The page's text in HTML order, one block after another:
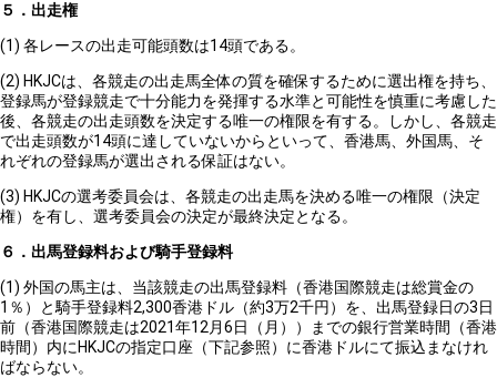
５．出走権
(1) 各レースの出走可能頭数は14頭である。
(2) HKJCは、各競走の出走馬全体の質を確保するために選出権を持ち、
登録馬が登録競走で十分能力を発揮する水準と可能性を慎重に考慮した
後、各競走の出走頭数を決定する唯一の権限を有する。しかし、各競走
で出走頭数が14頭に達していないからといって、香港馬、外国馬、そ
れぞれの登録馬が選出される保証はない。
(3) HKJCの選考委員会は、各競走の出走馬を決める唯一の権限（決定
権）を有し、選考委員会の決定が最終決定となる。
６．出馬登録料および騎手登録料
(1) 外国の馬主は、当該競走の出馬登録料（香港国際競走は総賞金の
1％）と騎手登録料2,300香港ドル（約3万2千円）を、出馬登録日の3日
前（香港国際競走は2021年12月6日（月））までの銀行営業時間（香港
時間）内にHKJCの指定口座（下記参照）に香港ドルにて振込まなけれ
ばならない。